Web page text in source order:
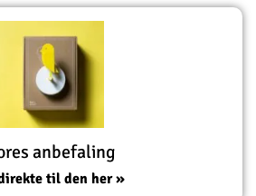
anbefaling
til den her »